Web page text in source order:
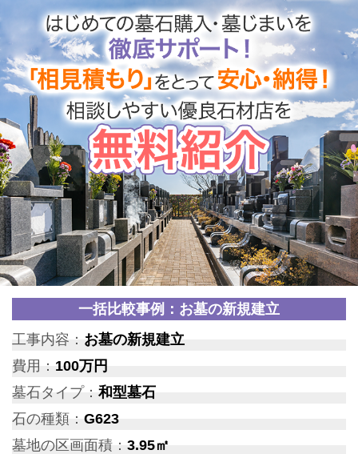
一括比較事例：お墓の新規建立
工事内容： お墓の新規建立
費用： 100万円
墓石タイプ：和型墓石
石の種類： G623
墓地の区画面積： 3.95㎡